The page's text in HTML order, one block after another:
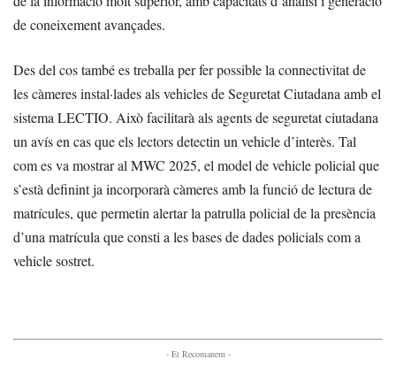
de coneixement avançades.
Des del cos també es treballa per fer possible la connectivitat de
les càmeres instal·lades als vehicles de Seguretat Ciutadana amb el
sistema LECTIO. Això facilitarà als agents de seguretat ciutadana
un avís en cas que els lectors detectin un vehicle d’interès. Tal
com es va mostrar al MWC 2025, el model de vehicle policial que
s’està definint ja incorporarà càmeres amb la funció de lectura de
matrícules, que permetin alertar la patrulla policial de la presència
d’una matrícula que consti a les bases de dades policials com a
vehicle sostret.
- Et Recomanem -